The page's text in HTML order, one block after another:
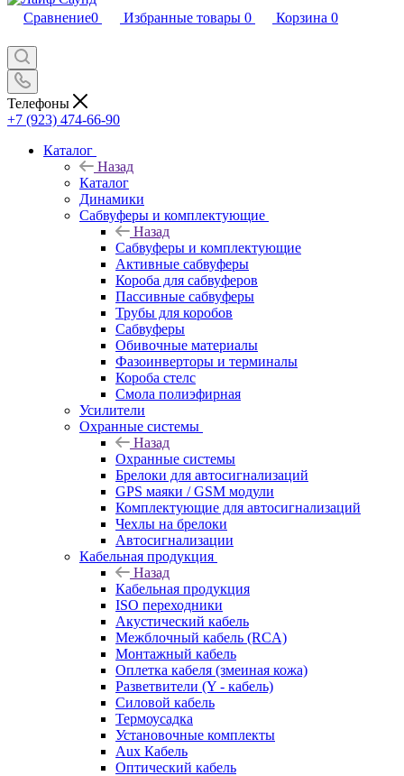
Сравнение0 Избранные товары 0 Корзина 0
Телефоны
+7 (923) 474-66-90
Каталог
Назад
Каталог
Динамики
Сабвуферы и комплектующие
Назад
Сабвуферы и комплектующие
Активные сабвуферы
Короба для сабвуферов
Пассивные сабвуферы
Трубы для коробов
Сабвуферы
Обивочные материалы
Фазоинверторы и терминалы
Короба стелс
Смола полиэфирная
Усилители
Охранные системы
Назад
Охранные системы
Брелоки для автосигнализаций
GPS маяки / GSM модули
Комплектующие для автосигнализаций
Чехлы на брелоки
Автосигнализации
Кабельная продукция
Назад
Кабельная продукция
ISO переходники
Акустический кабель
Межблочный кабель (RCA)
Монтажный кабель
Оплетка кабеля (змеиная кожа)
Разветвители (Y - кабель)
Силовой кабель
Термоусадка
Установочные комплекты
Aux Кабель
Оптический кабель